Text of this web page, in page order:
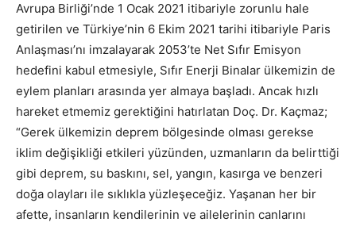
Avrupa Birliği’nde 1 Ocak 2021 itibariyle zorunlu hale
getirilen ve Türkiye’nin 6 Ekim 2021 tarihi itibariyle Paris
Anlaşması’nı imzalayarak 2053’te Net Sıfır Emisyon
hedefini kabul etmesiyle, Sıfır Enerji Binalar ülkemizin de
eylem planları arasında yer almaya başladı. Ancak hızlı
hareket etmemiz gerektiğini hatırlatan Doç. Dr. Kaçmaz;
“Gerek ülkemizin deprem bölgesinde olması gerekse
iklim değişikliği etkileri yüzünden, uzmanların da belirttiği
gibi deprem, su baskını, sel, yangın, kasırga ve benzeri
doğa olayları ile sıklıkla yüzleşeceğiz. Yaşanan her bir
afette, insanların kendilerinin ve ailelerinin canlarını